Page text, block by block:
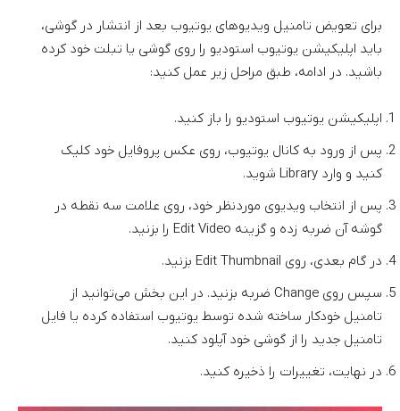
برای تعویض تامنیل ویدیو‌های یوتیوب بعد از انتشار در گوشی،
باید اپلیکیشن یوتیوب استودیو را روی گوشی یا تبلت خود کرده
باشید. در ادامه، طبق مراحل زیر عمل کنید:
اپلیکیشن یوتیوب استودیو را باز کنید.
پس از ورود به کانال یوتیوب، روی عکس پروفایل خود کلیک
کنید و وارد Library شوید.
پس از انتخاب ویدیوی موردنظر خود، روی علامت سه نقطه در
گوشه آن ضربه زده و گزینه Edit Video را بزنید.
در گام بعدی، روی Edit Thumbnail بزنید.
سپس روی Change ضربه بزنید. در این بخش می‌توانید از
تامنیل خودکار ساخته شده توسط یوتیوب استفاده کرده یا فایل
تامنیل جدید را از گوشی خود آپلود کنید.
در نهایت، تغییرات را ذخیره کنید.